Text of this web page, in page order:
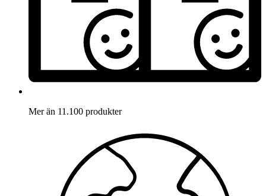
Mer än 11.100 produkter